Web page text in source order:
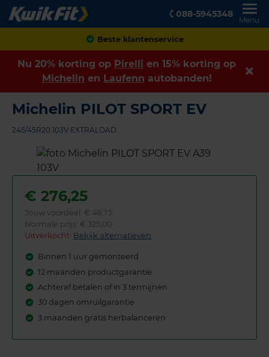
088-5945348
Menu
Achteraf betalen
Nu 20% korting op Pirelli en 15% korting op
Michelin en Laufenn autobanden!
Michelin PILOT SPORT EV
245/45R20 103V EXTRALOAD
€ 276,25
Jouw voordeel: € 48,75
Normale prijs: € 325,00
Uitverkocht: Bekijk alternatieven
Binnen 1 uur gemonteerd
12 maanden productgarantie
Achteraf betalen of in 3 termijnen
30 dagen omruilgarantie
3 maanden gratis herbalanceren